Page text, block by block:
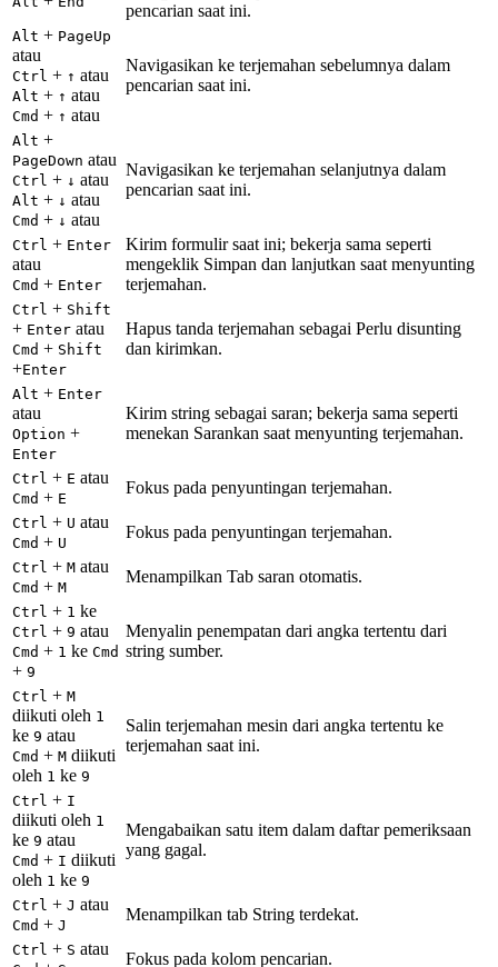
pencarian saat ini.
Alt + PageUp
atau
Ctrl + ↑ atau
Alt + ↑ atau
Cmd + ↑ atau
Navigasikan ke terjemahan sebelumnya dalam
pencarian saat ini.
Alt +
PageDown atau
Ctrl + ↓ atau
Alt + ↓ atau
Cmd + ↓ atau
Navigasikan ke terjemahan selanjutnya dalam
pencarian saat ini.
Ctrl + Enter
atau
Cmd + Enter
Kirim formulir saat ini; bekerja sama seperti
mengeklik Simpan dan lanjutkan saat menyunting
terjemahan.
Ctrl + Shift
+ Enter atau
Cmd + Shift
+Enter
Hapus tanda terjemahan sebagai Perlu disunting
dan kirimkan.
Alt + Enter
atau
Option +
Enter
Kirim string sebagai saran; bekerja sama seperti
menekan Sarankan saat menyunting terjemahan.
Ctrl + E atau
Cmd + E
Fokus pada penyuntingan terjemahan.
Ctrl + U atau
Cmd + U
Fokus pada penyuntingan terjemahan.
Ctrl + M atau
Cmd + M
Menampilkan Tab saran otomatis.
Ctrl + 1 ke
Ctrl + 9 atau
Cmd + 1 ke Cmd
+ 9
Menyalin penempatan dari angka tertentu dari
string sumber.
Ctrl + M
diikuti oleh 1
ke 9 atau
Cmd + M diikuti
oleh 1 ke 9
Salin terjemahan mesin dari angka tertentu ke
terjemahan saat ini.
Ctrl + I
diikuti oleh 1
ke 9 atau
Cmd + I diikuti
oleh 1 ke 9
Mengabaikan satu item dalam daftar pemeriksaan
yang gagal.
Ctrl + J atau
Cmd + J
Menampilkan tab String terdekat.
Ctrl + S atau
Fokus pada kolom pencarian.